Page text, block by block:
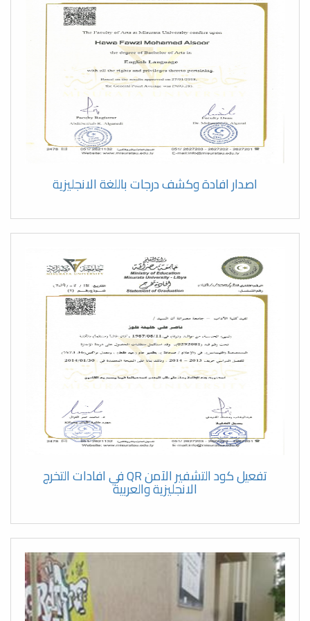
مناقشة رسالة ماجستير بقسم اللغة
ورشة عمل حول برامج اوفيس
مناقشة رسالة ماجستير بقسم اللغة
العربية وآدابها
دورة الاعداد التربوي الدفعة الأولى
اللغة العربية وآدابها
اجتماع استثنائي لقسم الجودة
وتقييم الأداء
ورشة عمل لقسم الجغرافيا حول
معايير الاعتماد البرامجي
مناقشة رسالة الماجستير بقسم
التاريخ
الاجتماع العادي السادس لمجلس
الكلية
جولة تفقدية للسيد عميد الكلية
برفقة لجنة المراقبة والامتحانات
اجتماع المجلس العلمي لكلية الآداب
اجتماع رئيس الجامعة مع لجنة
الدكتوراه بقسم اللغة العربية في
كلية الآداب
02 April حتى 02 April
اليوم العالمي للتوحد
21 March حتى 21 March
اليوم العالمي لمتلازمة داوون
عرض الكل
اصدار افادة وكشف درجات باللغة الانجليزية
تفعيل كود التشفير الآمن QR في افادات التخرج
الانجليزية والعربية